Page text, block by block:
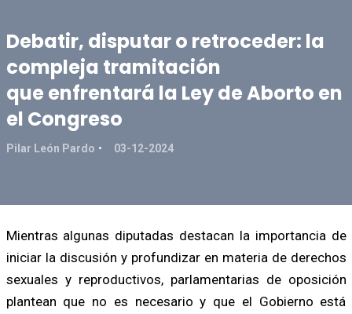
Debatir, disputar o retroceder: la
compleja tramitación
que enfrentará la Ley de Aborto en
el Congreso
Pilar León Pardo 03-12-2024
Mientras algunas diputadas destacan la importancia de
iniciar la discusión y profundizar en materia de derechos
sexuales y reproductivos, parlamentarias de oposición
plantean que no es necesario y que el Gobierno está